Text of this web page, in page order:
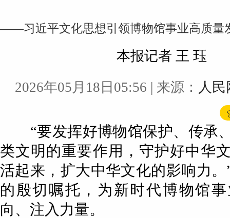
——习近平文化思想引领博物馆事业高质量
本报记者 王 珏
2026年05月18日05:56 | 来源： 人
“要发挥好博物馆保护、传承
类文明的重要作用，守护好中华
活起来，扩大中华文化的影响力
的殷切嘱托，为新时代博物馆
向、注入力量。